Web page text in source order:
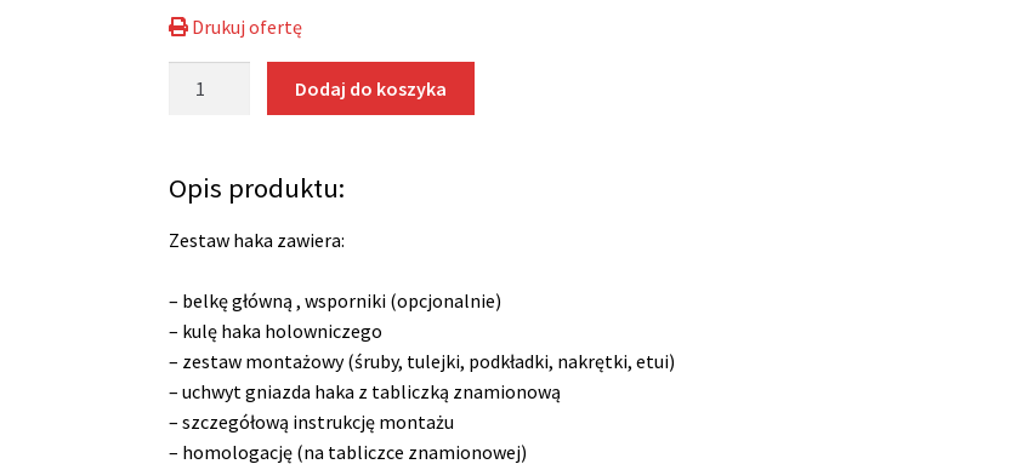
Drukuj ofertę
Toyota
Dodaj do koszyka
Opis produktu:
Zestaw haka zawiera:
– belkę główną , wsporniki (opcjonalnie)
– kulę haka holowniczego
– zestaw montażowy (śruby, tulejki, podkładki, nakrętki, etui)
– uchwyt gniazda haka z tabliczką znamionową
– szczegółową instrukcję montażu
– homologację (na tabliczce znamionowej)